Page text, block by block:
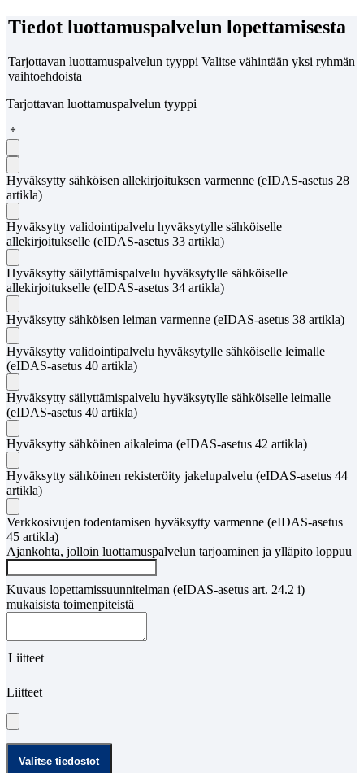
Tiedot luottamuspalvelun lopettamisesta
Tarjottavan luottamuspalvelun tyyppi Valitse vähintään yksi ryhmän
vaihtoehdoista
Tarjottavan luottamuspalvelun tyyppi
*
Hyväksytty sähköisen allekirjoituksen varmenne (eIDAS-asetus 28
artikla)
Hyväksytty validointipalvelu hyväksytylle sähköiselle
allekirjoitukselle (eIDAS-asetus 33 artikla)
Hyväksytty säilyttämispalvelu hyväksytylle sähköiselle
allekirjoitukselle (eIDAS-asetus 34 artikla)
Hyväksytty sähköisen leiman varmenne (eIDAS-asetus 38 artikla)
Hyväksytty validointipalvelu hyväksytylle sähköiselle leimalle
(eIDAS-asetus 40 artikla)
Hyväksytty säilyttämispalvelu hyväksytylle sähköiselle leimalle
(eIDAS-asetus 40 artikla)
Hyväksytty sähköinen aikaleima (eIDAS-asetus 42 artikla)
Hyväksytty sähköinen rekisteröity jakelupalvelu (eIDAS-asetus 44
artikla)
Verkkosivujen todentamisen hyväksytty varmenne (eIDAS-asetus
45 artikla)
Ajankohta, jolloin luottamuspalvelun tarjoaminen ja ylläpito loppuu
Kuvaus lopettamissuunnitelman (eIDAS-asetus art. 24.2 i)
mukaisista toimenpiteistä
Liitteet
Liitteet
Valitse tiedostot